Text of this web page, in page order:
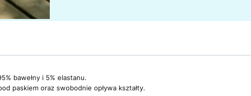
bawełny i 5% elastanu.
paskiem oraz swobodnie opływa kształty.